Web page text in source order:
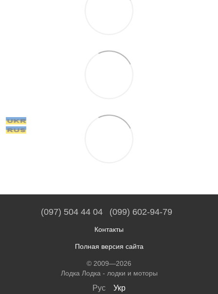
(097) 504 44 04 (099) 602-94-79
Контакты
Полная версия сайта
© 2009—2026
Лодка Лодка - лодки и моторы
Рус Укр